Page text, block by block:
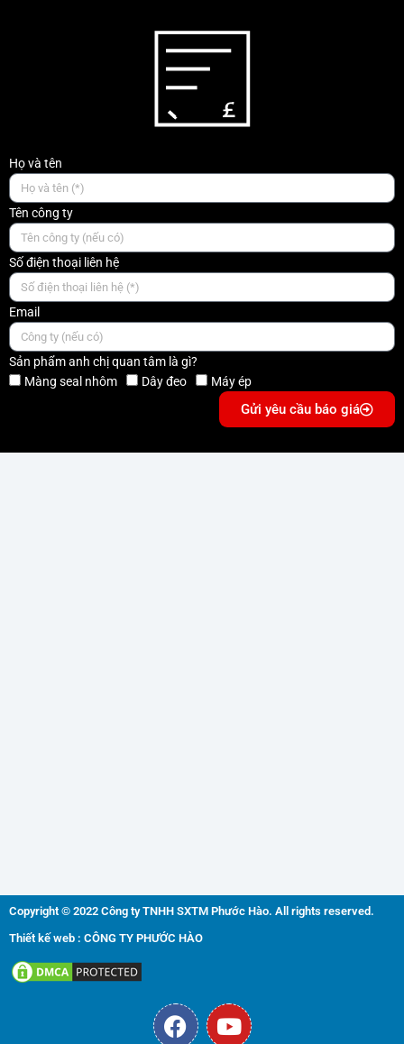
Họ và tên
Tên công ty
Số điện thoại liên hệ
Email
Sản phẩm anh chị quan tâm là gì?
Màng seal nhôm
Dây đeo Máy ép
Gửi yêu cầu báo giá
Copyright © 2022 Công ty TNHH SXTM Phước Hào. All rights reserved.
Thiết kế web : CÔNG TY PHƯỚC HÀO
F
a
Y
o